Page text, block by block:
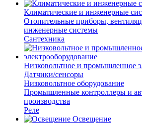
Климатические и инженерные
Отопительные приборы,
инженерные системы
Сантехника
Низковольтное и промышленное
Датчики/сенсоры
Низковольтное оборудование
Промышленные контроллеры и
производства
Реле
Освещение